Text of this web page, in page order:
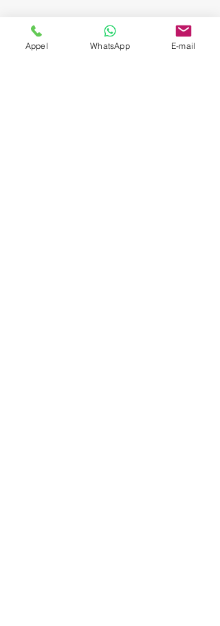
Appel WhatsApp E-mail